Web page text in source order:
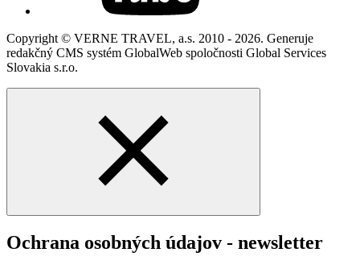
Copyright © VERNE TRAVEL, a.s. 2010 - 2026. Generuje
redakčný CMS systém GlobalWeb spoločnosti Global Services
Slovakia s.r.o.
Ochrana osobných údajov - newsletter